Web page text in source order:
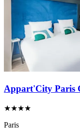
Appart'City Paris
★★★★
Paris